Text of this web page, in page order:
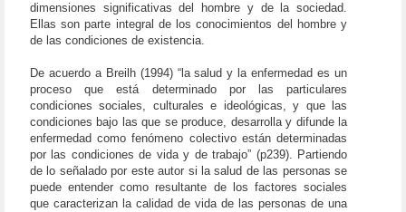
dimensiones significativas del hombre y de la sociedad.
Ellas son parte integral de los conocimientos del hombre y
de las condiciones de existencia.
De acuerdo a Breilh (1994) “la salud y la enfermedad es un
proceso que está determinado por las particulares
condiciones sociales, culturales e ideológicas, y que las
condiciones bajo las que se produce, desarrolla y difunde la
enfermedad como fenómeno colectivo están determinadas
por las condiciones de vida y de trabajo” (p239). Partiendo
de lo señalado por este autor si la salud de las personas se
puede entender como resultante de los factores sociales
que caracterizan la calidad de vida de las personas de una